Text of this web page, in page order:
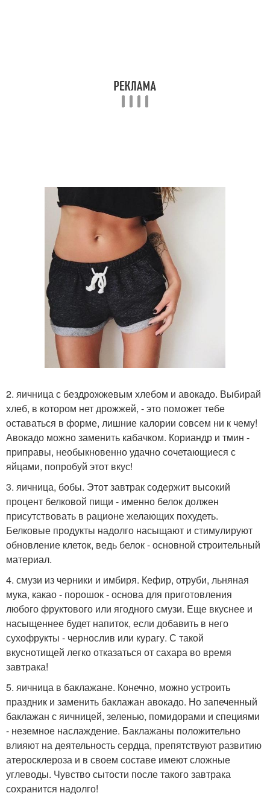
2. яичница с бездрожжевым хлебом и авокадо. Выбирай
хлеб, в котором нет дрожжей, - это поможет тебе
оставаться в форме, лишние калории совсем ни к чему!
Авокадо можно заменить кабачком. Кориандр и тмин -
приправы, необыкновенно удачно сочетающиеся с
яйцами, попробуй этот вкус!
3. яичница, бобы. Этот завтрак содержит высокий
процент белковой пищи - именно белок должен
присутствовать в рационе желающих похудеть.
Белковые продукты надолго насыщают и стимулируют
обновление клеток, ведь белок - основной строительный
материал.
4. смузи из черники и имбиря. Кефир, отруби, льняная
мука, какао - порошок - основа для приготовления
любого фруктового или ягодного смузи. Еще вкуснее и
насыщеннее будет напиток, если добавить в него
сухофрукты - чернослив или курагу. С такой
вкуснотищей легко отказаться от сахара во время
завтрака!
5. яичница в баклажане. Конечно, можно устроить
праздник и заменить баклажан авокадо. Но запеченный
баклажан с яичницей, зеленью, помидорами и специями
- неземное наслаждение. Баклажаны положительно
влияют на деятельность сердца, препятствуют развитию
атеросклероза и в своем составе имеют сложные
углеводы. Чувство сытости после такого завтрака
сохранится надолго!